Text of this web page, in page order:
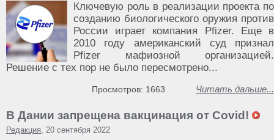
Ключевую роль в реализации проекта по
созданию биологического оружия против
России играет компания Pfizer. Еще в
2010 году американский суд признал
Pfizer мафиозной организацией.
Решение с тех пор не было пересмотрено...
Читать дальше...
Просмотров: 1663
В Дании запрещена вакцинация от Covid!
Редакция, 20 сентября 2022